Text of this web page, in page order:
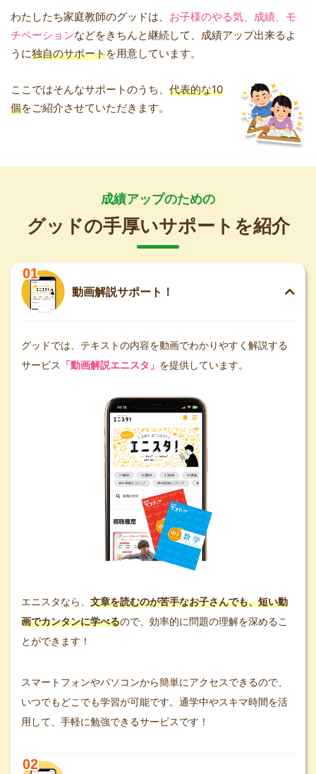
わたしたち家庭教師のグッドは、 お子様のやる気、成績、モ
チベーションなどをきちんと継続して、成績アップ出来るよ
うに独自のサポートを用意しています。
ここではそんなサポートのうち、 代表的な10
個をご紹介させていただきます。
成績アップのための
グッドの手厚いサポートを紹介
01
動画解説サポート！
グッドでは、テキストの内容を動画でわかりやすく解説する
サービス 「動画解説エニスタ」 を提供しています。
エニスタなら、 文章を読むのが苦手なお子さんでも、短い動
画でカンタンに学べるので、効率的に問題の理解を深めるこ
とができます！
スマートフォンやパソコンから簡単にアクセスできるので、
いつでもどこでも学習が可能です。通学中やスキマ時間を活
用して、手軽に勉強できるサービスです！
02